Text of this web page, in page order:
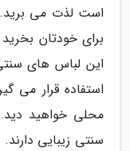
است لذت می برید.
برای خودتان
این لباس های
استفاده قرار می
محلی خواهید
سنتی زیبایی